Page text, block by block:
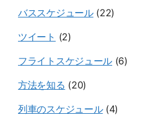
バススケジュール(22)
ツイート (2)
フライトスケジュール (6)
方法を知る (20)
列車のスケジュール(4)